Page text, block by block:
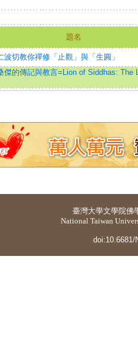
題名
切教你禪修「止觀」與「生圓」
傑的傳記與教言=Lion of Siddhas: The
臺灣大學文學院佛
National Taiwan
doi:10.6681/